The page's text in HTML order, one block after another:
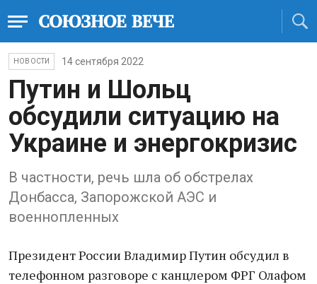
НОВОСТИ 14 сентября 2022
Путин и Шольц
обсудили ситуацию на
Украине и энергокризис
В частности, речь шла об обстрелах
Донбасса, Запорожской АЭС и
военнопленных
Президент России Владимир Путин обсудил в
телефонном разговоре с канцлером ФРГ Олафом